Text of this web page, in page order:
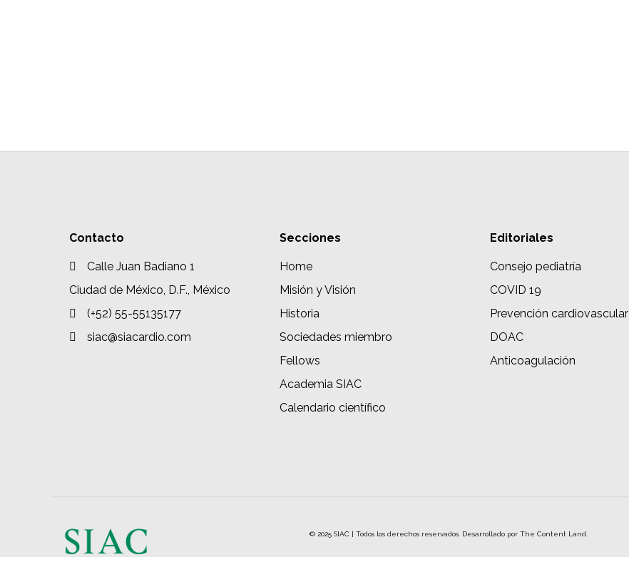
Contacto
Calle Juan Badiano 1
Ciudad de México, D.F., México
(+52) 55-55135177
siac@siacardio.com
Secciones
Home
Misión y Visión
Historia
Sociedades miembro
Fellows
Academia SIAC
Calendario científico
Editoriales
Consejo pediatría
COVID 19
Prevención cardiovascular
DOAC
Anticoagulación
© 2025 SIAC | Todos los derechos reservados. Desarrollado por The Content Land.